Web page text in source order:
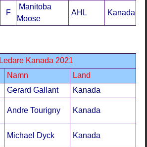
F
Manitoba
Moose
AHL Kanada
Ledare Kanada 2021
Namn
Land
Gerard Gallant
Kanada
Andre Tourigny Kanada
Michael Dyck Kanada